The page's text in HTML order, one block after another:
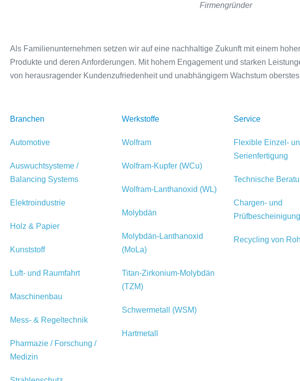
Firmengründer
Als Familienunternehmen setzen wir auf eine nachhaltige Zukunft mit einem
Produkte und deren Anforderungen. Mit hohem Engagement und starken
von herausragender Kundenzufriedenheit und unabhängigem Wachstum
Branchen
Automotive
Auswuchtsysteme /
Balancing Systems
Elektroindustrie
Holz & Papier
Kunststoff
Luft- und Raumfahrt
Maschinenbau
Mess- & Regeltechnik
Pharmazie / Forschung /
Medizin
Werkstoffe
Wolfram
Wolfram-Kupfer (WCu)
Wolfram-Lanthanoxid (WL)
Molybdän
Molybdän-Lanthanoxid
(MoLa)
Titan-Zirkonium-Molybdän
(TZM)
Schwermetall (WSM)
Hartmetall
Service
Flexible Einzel-
Serienfertigung
Technische
Chargen- und
Prüfbescheinigung
Recycling von